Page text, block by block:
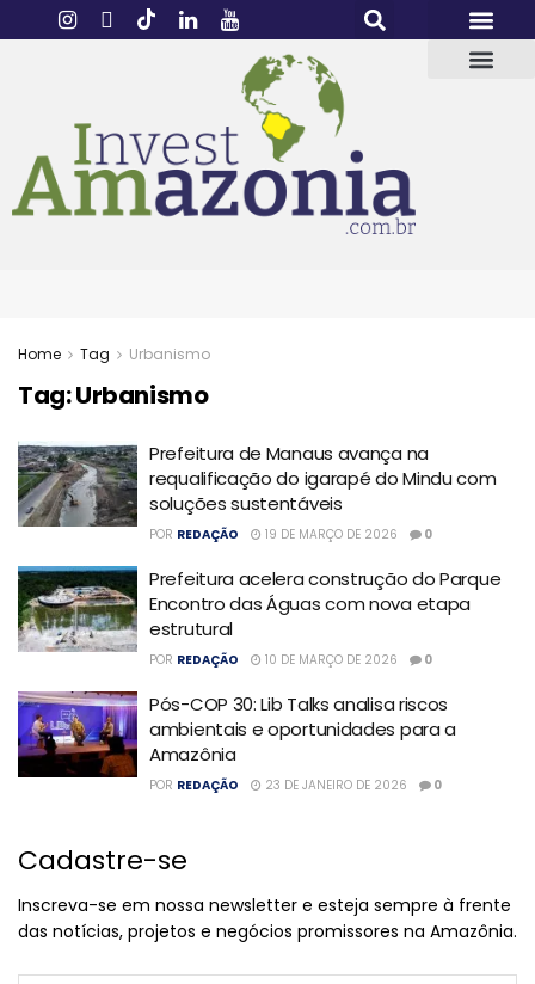
Home Tag Urbanismo
Tag:Urbanismo
Prefeitura de Manaus avança na
requalificação do igarapé do Mindu com
soluções sustentáveis
POR REDAÇÃO 19 DE MARÇO DE 2026 0
Prefeitura acelera construção do Parque
Encontro das Águas com nova etapa
estrutural
POR REDAÇÃO 10 DE MARÇO DE 2026 0
Pós-COP 30: Lib Talks analisa riscos
ambientais e oportunidades para a
Amazônia
POR REDAÇÃO 23 DE JANEIRO DE 2026 0
Cadastre-se
Inscreva-se em nossa newsletter e esteja sempre à frente
das notícias, projetos e negócios promissores na Amazônia.